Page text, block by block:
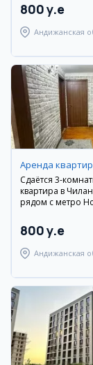
800 y.e
Андижанская
Аренда квартир
Сдаётся 3-
квартира в
рядом с метро
800 y.e
Андижанская